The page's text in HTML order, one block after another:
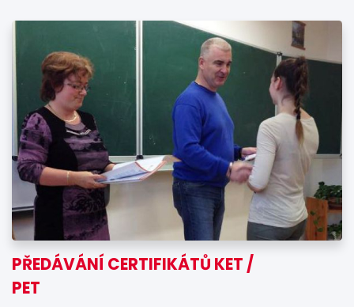
PŘEDÁVÁNÍ CERTIFIKÁTŮ KET /
PET